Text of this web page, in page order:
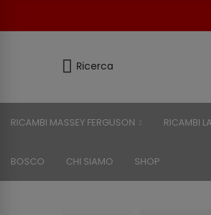
Ricerca
RICAMBI MASSEY FERGUSON RICAMBI
BOSCO CHI SIAMO SHOP